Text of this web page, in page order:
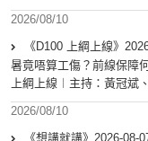
2026/08/10
《D100 上綱上線》
暑竟唔算工傷？前線保障
上綱上線︱主持：黃冠斌
2026/08/10
《想講就講》2026-